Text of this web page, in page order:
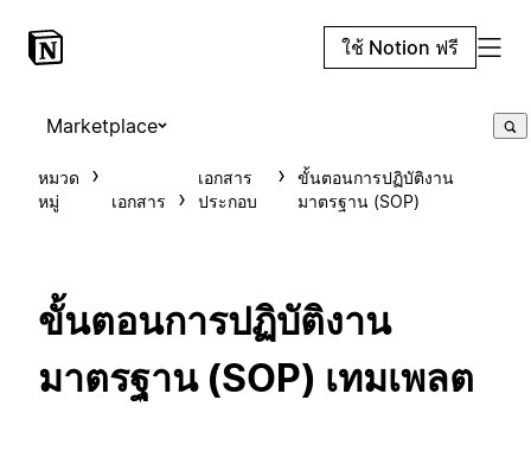
ใช้ Notion ฟรี
Marketplace
หมวด
หมู่
เอกสาร
เอกสาร
ประกอบ
ขั้นตอนการปฏิบัติงาน
มาตรฐาน (SOP)
ขั้นตอนการปฏิบัติงาน
มาตรฐาน (SOP) เทมเพลต